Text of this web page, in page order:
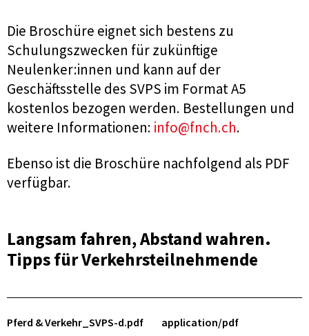
Die Broschüre eignet sich bestens zu
Schulungszwecken für zukünftige
Neulenker:innen und kann auf der
Geschäftsstelle des SVPS im Format A5
kostenlos bezogen werden. Bestellungen und
weitere Informationen: info@fnch.ch.
Ebenso ist die Broschüre nachfolgend als PDF
verfügbar.
Langsam fahren, Abstand wahren.
Tipps für Verkehrsteilnehmende
Pferd & Verkehr_SVPS-d.pdf
application/pdf